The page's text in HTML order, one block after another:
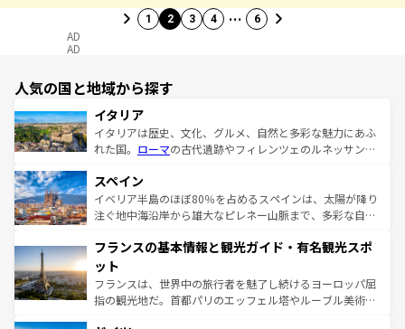
1 2 3 4 … 6
AD
AD
人気の国と地域から探す
イタリア
イタリアは歴史、文化、グルメ、自然と多彩な魅力にあふ
れた国。 ローマの古代遺跡やフィレンツェのルネッサンス
ろん、トスカーナの美しい田園風景やアマルフィ海岸の絶
景など、自然景観も見逃せない。観光の合間には、本場の
ピザやパスタなど、絶品のイタリア料理を堪能することも
ませてくれるイタリアで、忘れられない旅をしてみよう！
なお、新着のイタリア情報は
しい。
スペイン
イベリア半島のほぼ80％を占めるスペインは、太陽が降り
注ぐ地中海沿岸から雄大なピレネー山脈まで、多彩な自然
文化が根付くこの国では、情熱的なフラメンコ、熱気あふ
れる闘牛、そして美味しいタパスが生活の一部となってい
る。首都マドリードの洗練された雰囲気や、バルセロナの
アートに溢れた街角から、地方では古代ローマ遺跡や中世
フランスの基本情報と観光ガイド・有名観光スポ
ット
フランスは、世界中の旅行者を魅了し続けるヨーロッパ屈
指の観光地だ。首都パリのエッフェル塔やルーブル美術館